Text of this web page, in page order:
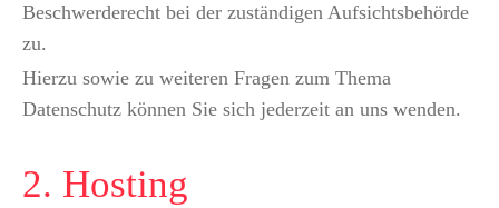
Beschwerderecht bei der zuständigen Aufsichtsbehörde
zu.
Hierzu sowie zu weiteren Fragen zum Thema
Datenschutz können Sie sich jederzeit an uns wenden.
2. Hosting